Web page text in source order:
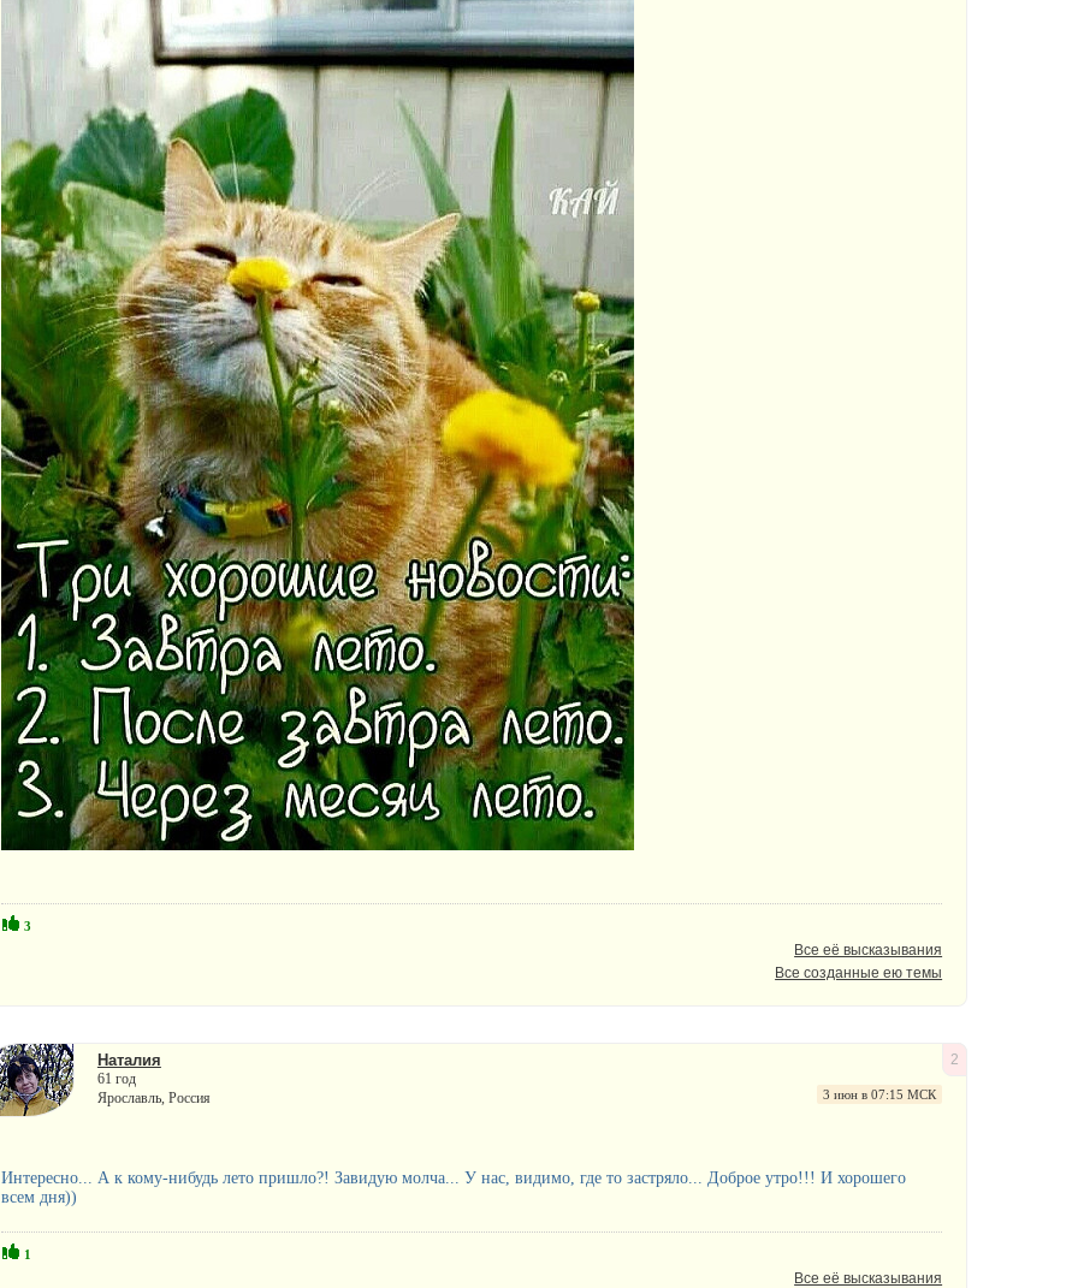
3
Все её высказывания
Все созданные ею темы
2
Наталия
61 год
Ярославль, Россия
3 июн в 07:15 МСК
Интересно... А к кому-нибудь лето пришло?! Завидую молча... У нас, видимо, где то застряло... Доброе утро!!! И хорошего
всем дня))
1
Все её высказывания